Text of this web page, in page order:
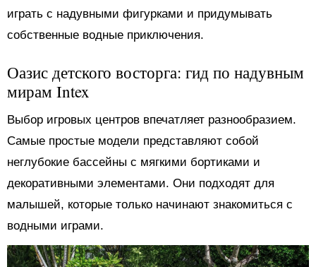
играть с надувными фигурками и придумывать
собственные водные приключения.
Оазис детского восторга: гид по надувным
мирам Intex
Выбор игровых центров впечатляет разнообразием.
Самые простые модели представляют собой
неглубокие бассейны с мягкими бортиками и
декоративными элементами. Они подходят для
малышей, которые только начинают знакомиться с
водными играми.